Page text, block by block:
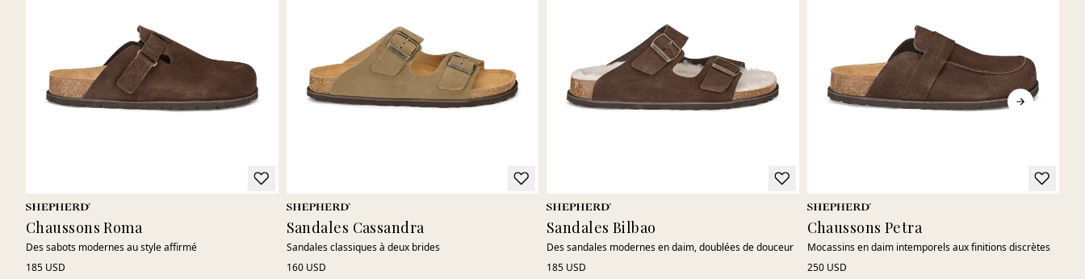
Chaussons Roma
Des sabots modernes au style affirmé
185 USD
Sandales Cassandra
Sandales classiques à deux brides
160 USD
Sandales Bilbao
Des sandales modernes en daim, doublées de douceur
185 USD
Chaussons Petra
Mocassins en daim intemporels aux finitions discrètes
250 USD